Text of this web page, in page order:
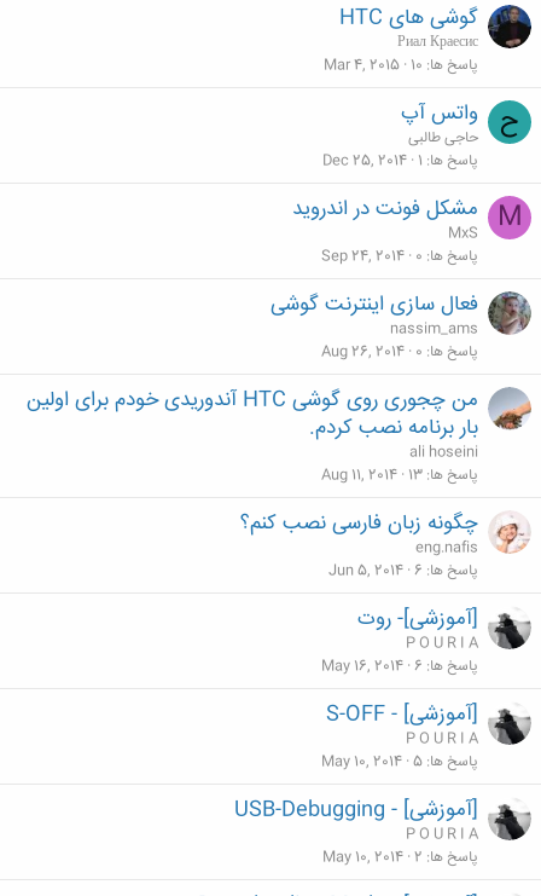
گوشی های HTC
Риал Краесис
پاسخ ها 10
Mar 4, 2015
ح واتس آپ
حاجی طالبی
پاسخ ها 1
Dec 25, 2014
M مشکل فونت در اندروید
MxS
پاسخ ها 0
Sep 24, 2014
فعال سازی اینترنت گوشی
nassim_ams
پاسخ ها 0
Aug 26, 2014
من چجوری روی گوشی HTC آندوریدی خودم برای اولین
بار برنامه نصب کردم.
ali hoseini
پاسخ ها 13
Aug 11, 2014
چگونه زبان فارسی نصب کنم؟
eng.nafis
پاسخ ها 6
Jun 5, 2014
[آموزشی]- روت
P O U R I A
پاسخ ها 6
May 16, 2014
[آموزشی] - S-OFF
P O U R I A
پاسخ ها 5
May 10, 2014
[آموزشی] - USB-Debugging
P O U R I A
پاسخ ها 2
May 10, 2014